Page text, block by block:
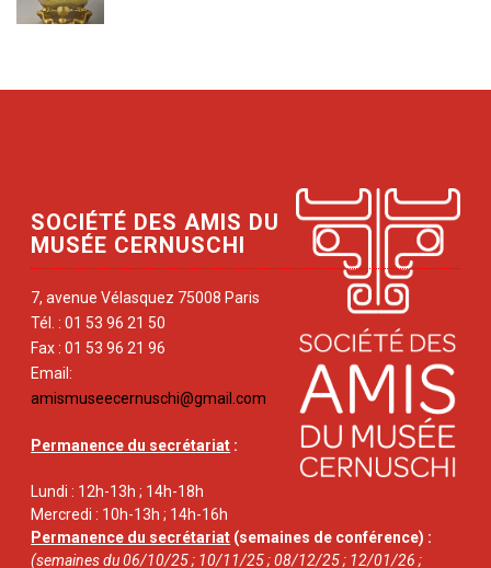
SOCIÉTÉ DES AMIS DU
MUSÉE CERNUSCHI
7, avenue Vélasquez 75008 Paris
Tél. : 01 53 96 21 50
Fax : 01 53 96 21 96
Email:
amismuseecernuschi@gmail.com
Permanence du secrétariat :
Lundi : 12h-13h ; 14h-18h
Mercredi : 10h-13h ; 14h-16h
Permanence du secrétariat (semaines de conférence) :
(semaines du 06/10/25 ; 10/11/25 ; 08/12/25 ; 12/01/26 ;